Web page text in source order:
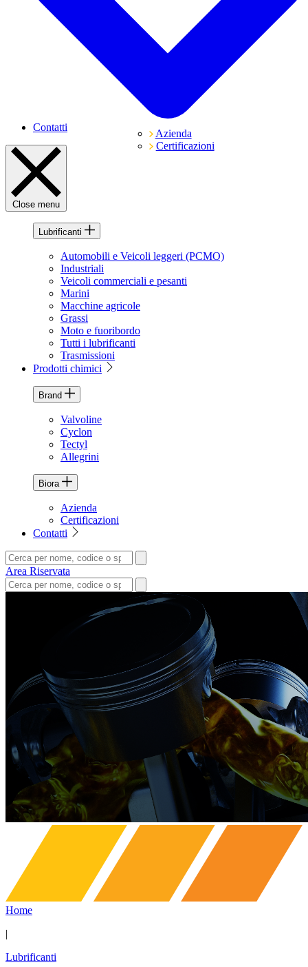
Azienda
Certificazioni
Contatti
Close menu
Lubrificanti
Automobili e Veicoli leggeri (PCMO)
Industriali
Veicoli commerciali e pesanti
Marini
Macchine agricole
Grassi
Moto e fuoribordo
Tutti i lubrificanti
Trasmissioni
Prodotti chimici
Brand
Valvoline
Cyclon
Tectyl
Allegrini
Biora
Azienda
Certificazioni
Contatti
Area Riservata
Home
|
Lubrificanti